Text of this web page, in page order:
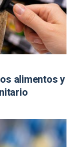
alimentos y